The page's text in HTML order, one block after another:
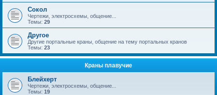
Сокол
Чертежи, электросхемы, общение...
Темы: 29
Другое
Другие портальные краны, общение на тему портальных кранов
Темы: 23
Краны плавучие
Блейхерт
Чертежи, электросхемы, общение...
Темы: 19